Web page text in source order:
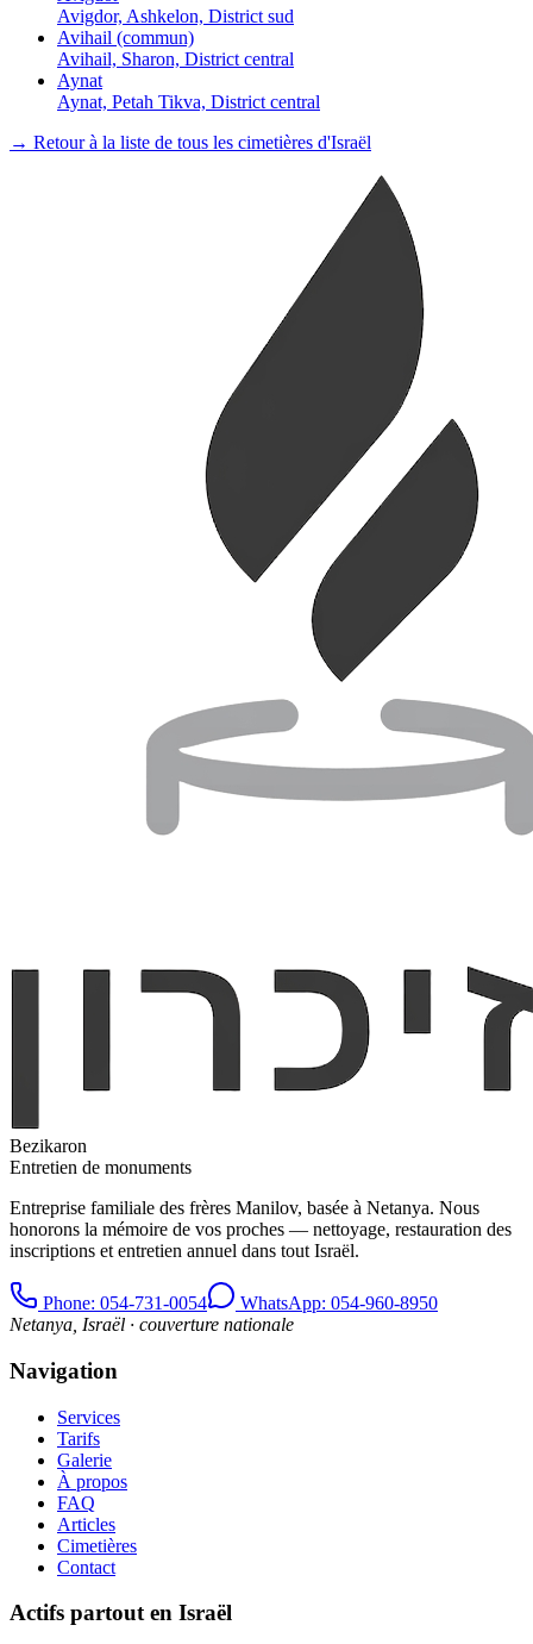
Avigdor, Ashkelon, District sud
Avihail (commun)
Avihail, Sharon, District central
Aynat
Aynat, Petah Tikva, District central
→ Retour à la liste de tous les cimetières d'Israël
Bezikaron
Entretien de monuments
Entreprise familiale des frères Manilov, basée à Netanya. Nous
honorons la mémoire de vos proches — nettoyage, restauration des
inscriptions et entretien annuel dans tout Israël.
Phone: 054-731-0054
WhatsApp: 054-960-8950
Netanya, Israël · couverture nationale
Navigation
Services
Tarifs
Galerie
À propos
FAQ
Articles
Cimetières
Contact
Actifs partout en Israël